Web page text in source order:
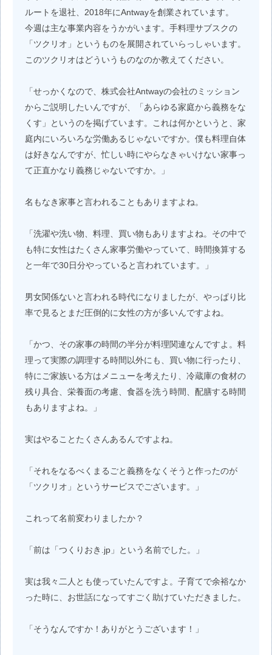
ルートを退社、2018年にAntwayを創業されています。
今週は主な事業内容をうかがいます。手料理サブスクの
「ツクリオ」というものを展開されていらっしゃいます。
このツクリオはどういうものなのか教えてください。
「せっかくなので、株式会社Antwayの会社のミッション
からご説明したいんですが、「あらゆる家庭から義務をな
くす」というのを掲げています。これは何かというと、家
庭内にいろいろな労働あるじゃないですか。僕も料理自体
は好きなんですが、忙しい時にやらなきゃいけない家事っ
て正直かなり義務じゃないですか。」
名もなき家事と言われることもありますよね。
「洗濯や洗い物、料理、買い物もありますよね。その中で
も特に女性はたくさん家事労働やっていて、時間換算する
と一年で30日分やっていると言われています。」
男女関係ないと言われる時代になりましたが、やっぱり比
率で見るとまだ圧倒的に女性の方が多いんですよね。
「かつ、その家事の時間の半分が料理関連なんですよ。料
理って実際の調理する時間以外にも、買い物に行ったり、
特にご家族いる方はメニューを考えたり、冷蔵庫の食材の
残り具合、栄養面の考慮、食器を洗う時間、配膳する時間
もありますよね。」
実はやることたくさんあるんですよね。
「それをなるべくまるごと義務をなくそうと作ったのが
「ツクリオ」というサービスでございます。」
これって名前変わりましたか？
「前は「つくりおき.jp」という名前でした。」
実は我々二人とも使っていたんですよ。子育てで余裕なか
った時に、お世話になってすごく助けていただきました。
「そうなんですか！ありがとうございます！」